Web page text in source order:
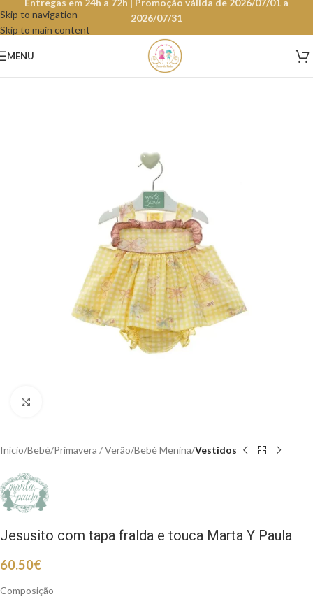
Skip to navigation
Skip to main content
Entregas em 24h a 72h | Promoção válida de 2026/07/01 a
2026/07/31
MENU
Início Bebé Primavera / Verão Bebé Menina Vestidos
Jesusito com tapa fralda e touca Marta Y Paula
60.50€
Composição